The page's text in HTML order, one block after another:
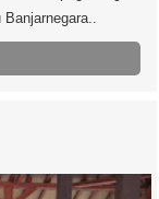
Banjarnegara..